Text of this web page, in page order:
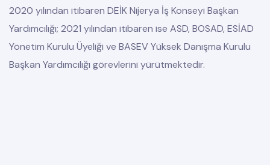
2020 yılından itibaren DEİK Nijerya İş Konseyi Başkan
Yardımcılığı; 2021 yılından itibaren ise ASD, BOSAD, ESİAD
Yönetim Kurulu Üyeliği ve BASEV Yüksek Danışma Kurulu
Başkan Yardımcılığı görevlerini yürütmektedir.